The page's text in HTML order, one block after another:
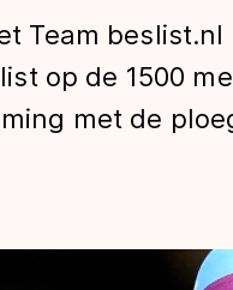
Team beslist.nl
op de 1500
met de